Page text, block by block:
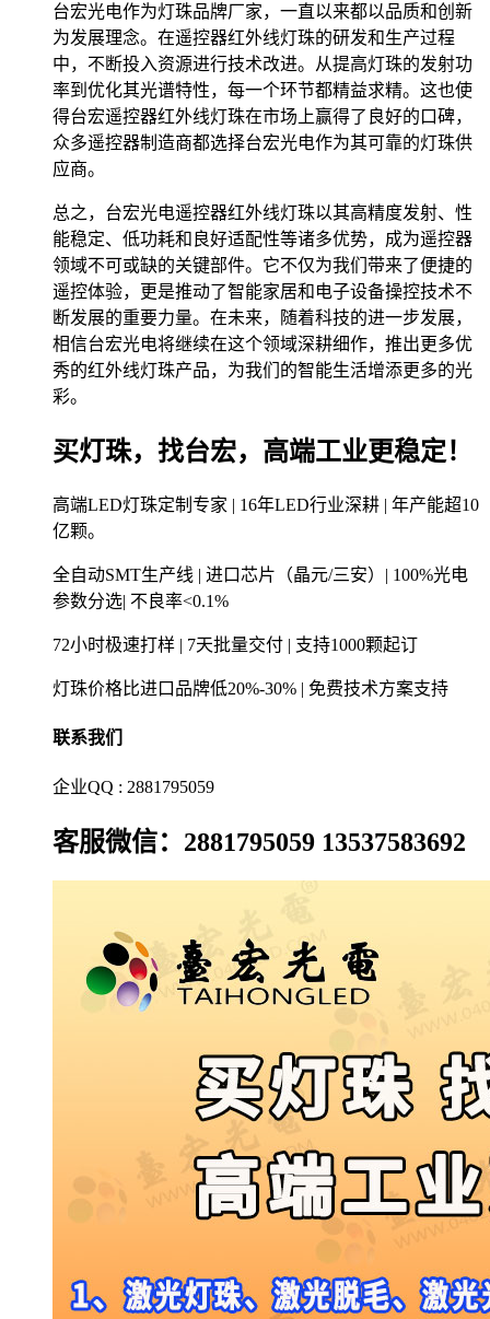
台宏光电作为灯珠品牌厂家，一直以来都以品质和创新
为发展理念。在遥控器红外线灯珠的研发和生产过程
中，不断投入资源进行技术改进。从提高灯珠的发射功
率到优化其光谱特性，每一个环节都精益求精。这也使
得台宏遥控器红外线灯珠在市场上赢得了良好的口碑，
众多遥控器制造商都选择台宏光电作为其可靠的灯珠供
应商。
总之，台宏光电遥控器红外线灯珠以其高精度发射、性
能稳定、低功耗和良好适配性等诸多优势，成为遥控器
领域不可或缺的关键部件。它不仅为我们带来了便捷的
遥控体验，更是推动了智能家居和电子设备操控技术不
断发展的重要力量。在未来，随着科技的进一步发展，
相信台宏光电将继续在这个领域深耕细作，推出更多优
秀的红外线灯珠产品，为我们的智能生活增添更多的光
彩。
买灯珠，找台宏，高端工业更稳定！
高端LED灯珠定制专家 | 16年LED行业深耕 | 年产能超10
亿颗。
全自动SMT生产线 | 进口芯片（晶元/三安）| 100%光电
参数分选| 不良率<0.1%
72小时极速打样 | 7天批量交付 | 支持1000颗起订
灯珠价格比进口品牌低20%-30% | 免费技术方案支持
联系我们
企业QQ : 2881795059
客服微信：2881795059 13537583692